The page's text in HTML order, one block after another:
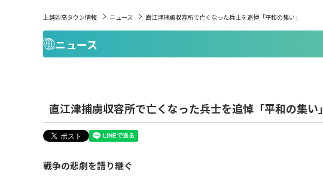
上越妙高タウン情報 ニュース 直江津捕虜収容所で亡くなった兵士を追悼「平和の集い」
ニュース
直江津捕虜収容所で亡くなった兵士を追悼「平和の集い」
戦争の悲劇を語り継ぐ